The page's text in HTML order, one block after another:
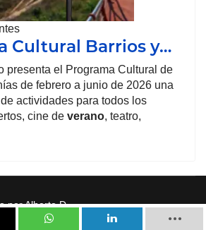
Cultural Barrios y…
presenta el Programa Cultural de
de febrero a junio de 2026 una
actividades para todos los
cine de verano, teatro,
por Alberto D.